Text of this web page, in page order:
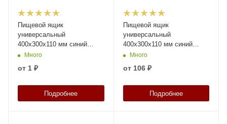
Пищевой ящик
универсальный
400х300х110 мм синий
индиго с
перфорированными
стенками и дном
Много
от 1 ₽
Подробнее
Пищевой ящик
универсальный
400х300х110 мм синий
индиго ЭКО с
перфорированными
стенками и дном
Много
от 106 ₽
Подробнее